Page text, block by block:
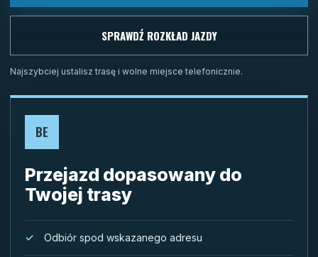
SPRAWDŹ ROZKŁAD JAZDY
Najszybciej ustalisz trasę i wolne miejsce telefonicznie.
BE
Przejazd dopasowany do
Twojej trasy
Odbiór spod wskazanego adresu